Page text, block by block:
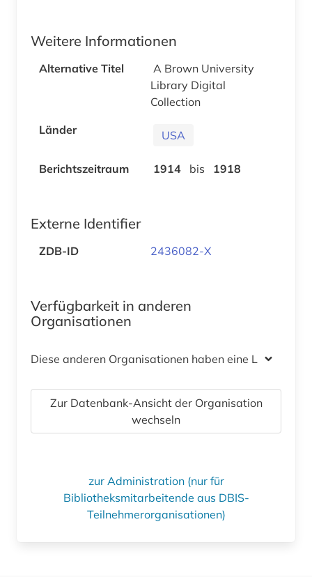
Weitere Informationen
Alternative Titel
A Brown University
Library Digital
Collection
Länder
USA
Berichtszeitraum 1914 bis 1918
Externe Identifier
ZDB-ID 2436082-X
Verfügbarkeit in anderen
Organisationen
Diese anderen Organisationen haben eine Lizenz
Zur Datenbank-Ansicht der Organisation
wechseln
zur Administration (nur für
Bibliotheksmitarbeitende aus DBIS-
Teilnehmerorganisationen)